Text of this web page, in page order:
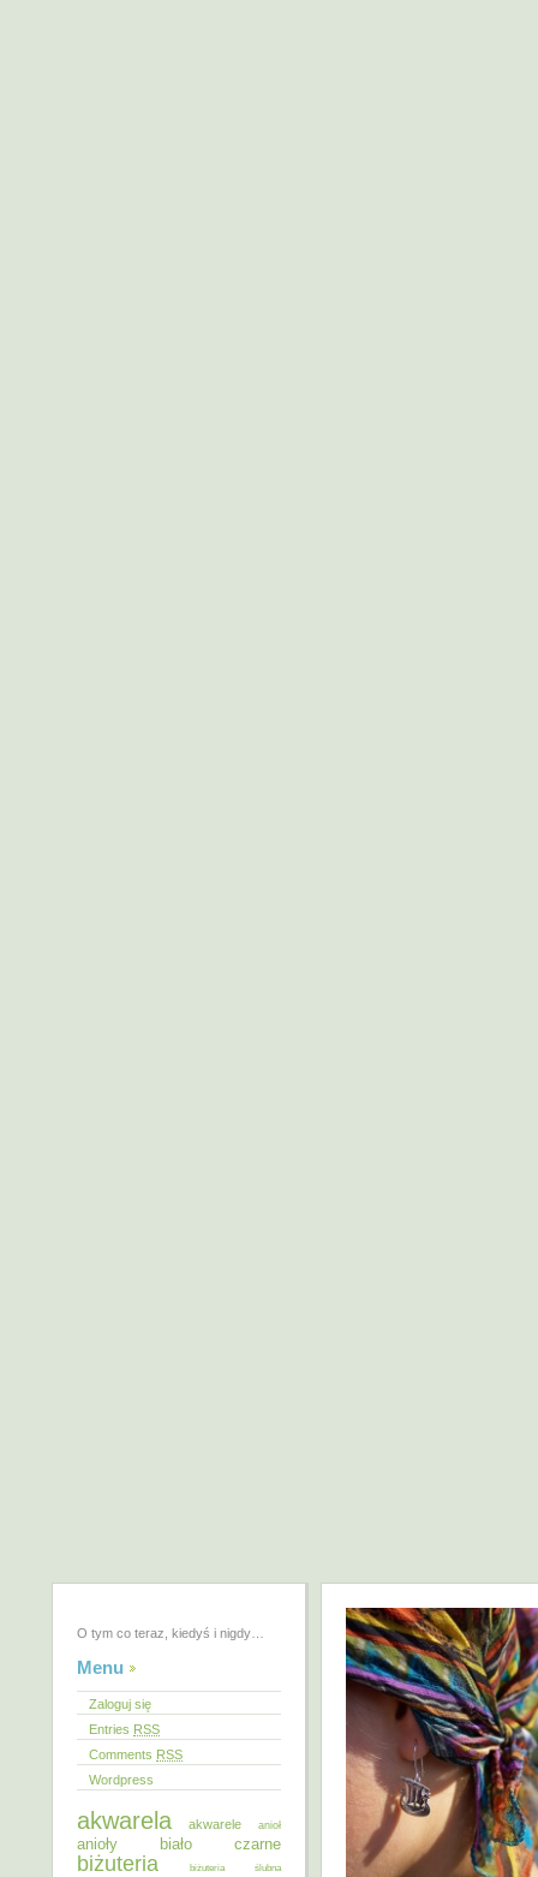
O tym co teraz, kiedyś i nigdy…
Menu
Zaloguj się
Entries RSS
Comments RSS
Wordpress
akwarela akwarele anioł
anioły biało czarne
biżuteria
biżuteria ślubna